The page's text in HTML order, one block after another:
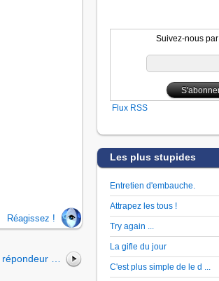
Réagissez !
répondeur …
Suivez-nous
Flux RSS
Les plus stupides
Entretien d'embauche.
Attrapez les tous !
Try again ...
La gifle du jour
C'est plus simple de le d ...